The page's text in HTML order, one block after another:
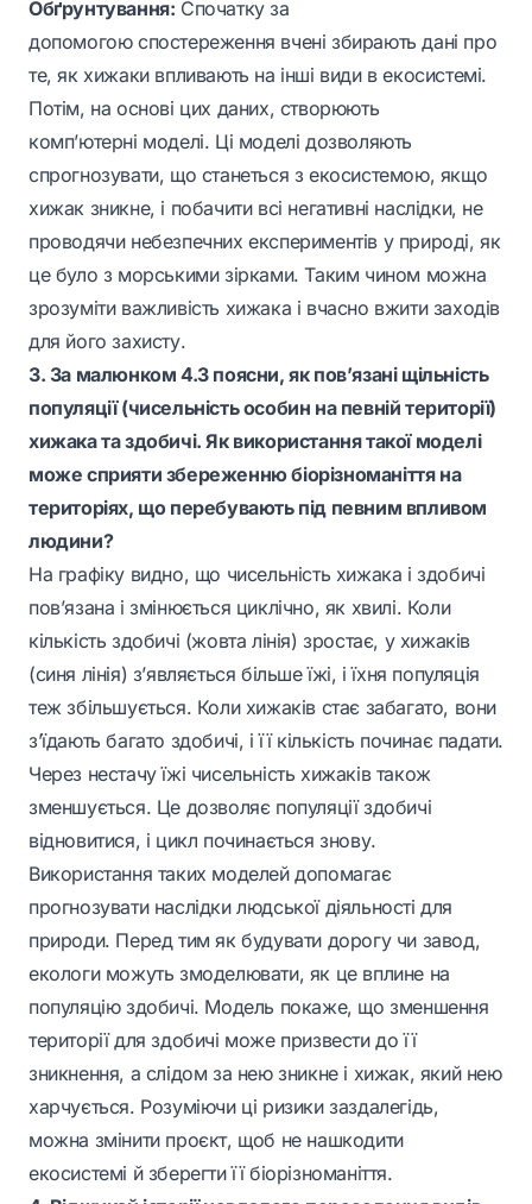
Обґрунтування: Спочатку за
допомогою спостереження вчені збирають дані про
те, як хижаки впливають на інші види в екосистемі.
Потім, на основі цих даних, створюють
комп’ютерні моделі. Ці моделі дозволяють
спрогнозувати, що станеться з екосистемою, якщо
хижак зникне, і побачити всі негативні наслідки, не
проводячи небезпечних експериментів у природі, як
це було з морськими зірками. Таким чином можна
зрозуміти важливість хижака і вчасно вжити заходів
для його захисту.
3. За малюнком 4.3 поясни, як пов’язані щільність
популяції (чисельність особин на певній території)
хижака та здобичі. Як використання такої моделі
може сприяти збереженню біорізноманіття на
територіях, що перебувають під певним впливом
людини?
На графіку видно, що чисельність хижака і здобичі
пов’язана і змінюється циклічно, як хвилі. Коли
кількість здобичі (жовта лінія) зростає, у хижаків
(синя лінія) з’являється більше їжі, і їхня популяція
теж збільшується. Коли хижаків стає забагато, вони
з’їдають багато здобичі, і її кількість починає падати.
Через нестачу їжі чисельність хижаків також
зменшується. Це дозволяє популяції здобичі
відновитися, і цикл починається знову.
Використання таких моделей допомагає
прогнозувати наслідки людської діяльності для
природи. Перед тим як будувати дорогу чи завод,
екологи можуть змоделювати, як це вплине на
популяцію здобичі. Модель покаже, що зменшення
території для здобичі може призвести до її
зникнення, а слідом за нею зникне і хижак, який нею
харчується. Розуміючи ці ризики заздалегідь,
можна змінити проєкт, щоб не нашкодити
екосистемі й зберегти її біорізноманіття.